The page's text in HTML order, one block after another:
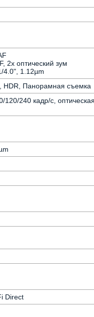
2x оптический зум
4.0", 1.12µm
HDR, Панорамная съемка
240 кадр/с,
Direct